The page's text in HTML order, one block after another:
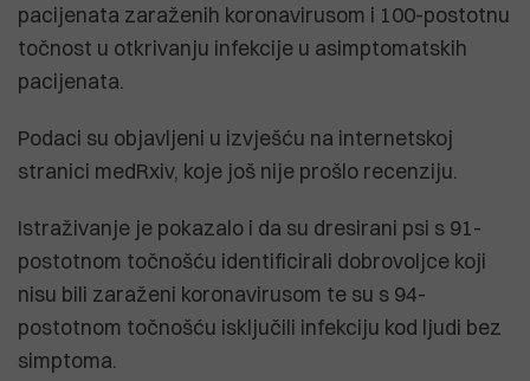
pacijenata zaraženih koronavirusom i 100-postotnu
točnost u otkrivanju infekcije u asimptomatskih
pacijenata.
Podaci su objavljeni u izvješću na internetskoj
stranici medRxiv, koje još nije prošlo recenziju.
Istraživanje je pokazalo i da su dresirani psi s 91-
postotnom točnošću identificirali dobrovoljce koji
nisu bili zaraženi koronavirusom te su s 94-
postotnom točnošću isključili infekciju kod ljudi bez
simptoma.